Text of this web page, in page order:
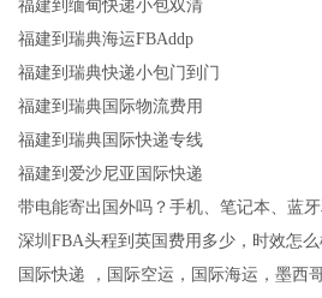
福建到缅甸快递小包双清
福建到瑞典海运FBAddp
福建到瑞典快递小包门到门
福建到瑞典国际物流费用
福建到瑞典国际快递专线
福建到爱沙尼亚国际快递
带电能寄出国外吗？手机、笔记本、蓝
深圳FBA头程到英国费用多少，时效怎么
国际快递 ，国际空运，国际海运，墨西